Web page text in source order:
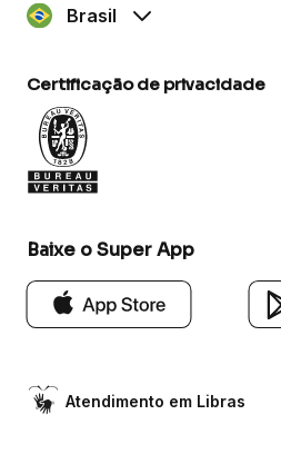
Brasil
Certificação de privacidade
Baixe o Super App
Atendimento em Libras